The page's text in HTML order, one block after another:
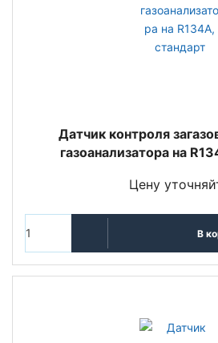
Датчик контроля
газоанализатора на
Цену
В